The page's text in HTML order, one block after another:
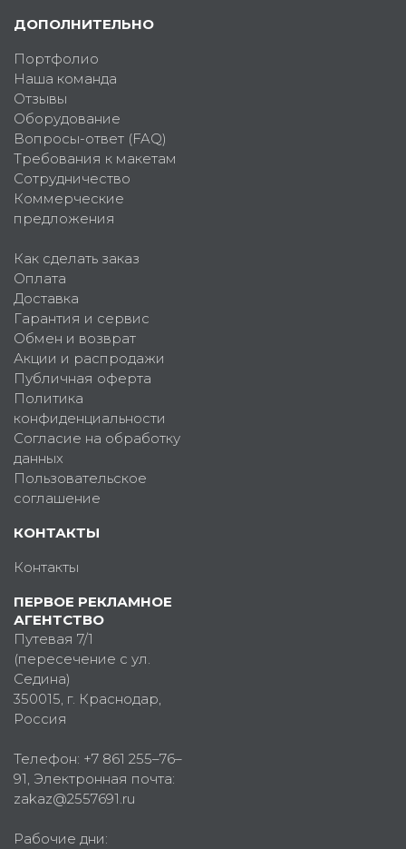
ДОПОЛНИТЕЛЬНО
Портфолио
Наша команда
Отзывы
Оборудование
Вопросы-ответ (FAQ)
Требования к макетам
Сотрудничество
Коммерческие
предложения
Как сделать заказ
Оплата
Доставка
Гарантия и сервис
Обмен и возврат
Акции и распродажи
Публичная оферта
Политика
конфиденциальности
Согласие на обработку
данных
Пользовательское
соглашение
КОНТАКТЫ
Контакты
ПЕРВОЕ РЕКЛАМНОЕ
АГЕНТСТВО
Путевая 7/1
(пересечение с ул.
Седина)
350015, г. Краснодар,
Россия
Телефон: +7 861 255–76–
91, Электронная почта:
zakaz@2557691.ru
Рабочие дни: